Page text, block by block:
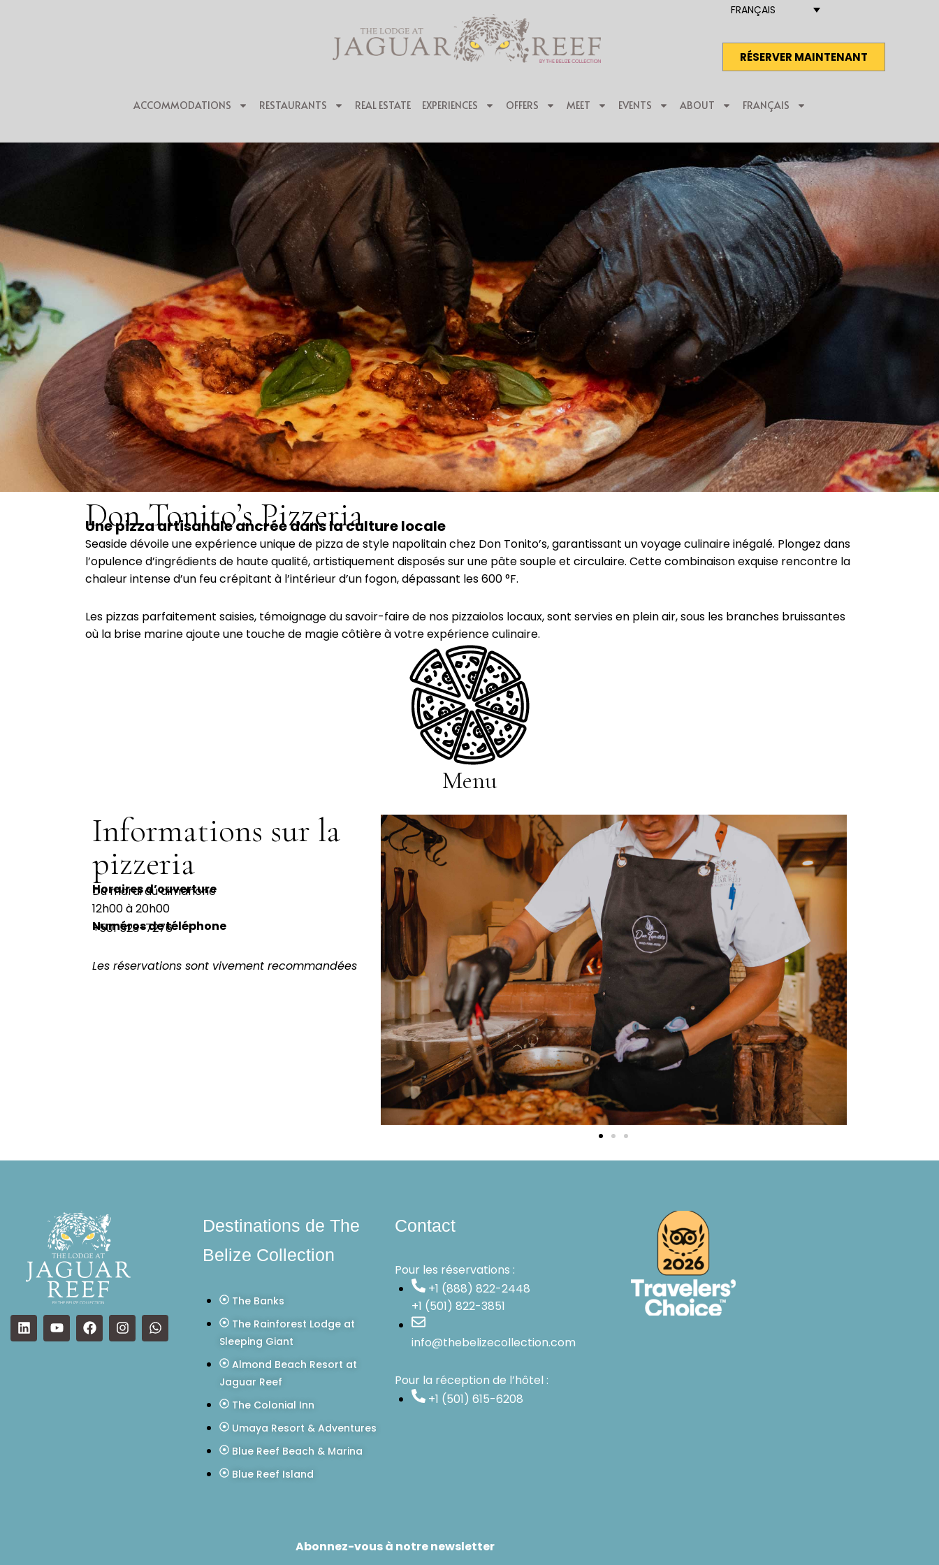
FRANÇAIS
RÉSERVER MAINTENANT
ACCOMMODATIONS RESTAURANTS REAL ESTATE EXPERIENCES OFFERS MEET EVENTS ABOUT FRANÇAIS
Don Tonito’s Pizzeria
Une pizza artisanale ancrée dans la culture locale
Seaside dévoile une expérience unique de pizza de style napolitain chez Don Tonito’s, garantissant un voyage culinaire inégalé. Plongez dans
l’opulence d’ingrédients de haute qualité, artistiquement disposés sur une pâte souple et circulaire. Cette combinaison exquise rencontre la
chaleur intense d’un feu crépitant à l’intérieur d’un fogon, dépassant les 600 °F.
Les pizzas parfaitement saisies, témoignage du savoir-faire de nos pizzaiolos locaux, sont servies en plein air, sous les branches bruissantes
où la brise marine ajoute une touche de magie côtière à votre expérience culinaire.
Menu
Informations sur la
pizzeria
Horaires d’ouverture
Du mardi au dimanche
12h00 à 20h00
Numéros de téléphone
+501 523-7276
Les réservations sont vivement recommandées
Destinations de The
Belize Collection
The Banks
The Rainforest Lodge at
Sleeping Giant
Almond Beach Resort at
Jaguar Reef
The Colonial Inn
Umaya Resort & Adventures
Blue Reef Beach & Marina
Blue Reef Island
Contact
Pour les réservations :
+1 (888) 822-2448
+1 (501) 822-3851
info@thebelizecollection.com
Pour la réception de l’hôtel :
+1 (501) 615-6208
Abonnez-vous à notre newsletter